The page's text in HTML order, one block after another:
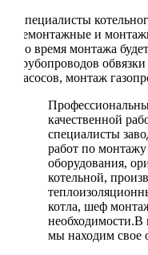
Специалисты
демонтажные и
Во время монтажа
трубопроводов
насосов, монтаж
качественной
специалисты
работ по монтажу
оборудования,
котельной,
котла, шеф
необходимости.В
мы находим свое